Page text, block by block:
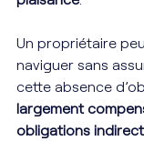
Un propriétaire
naviguer sans
cette absence
largement
obligations